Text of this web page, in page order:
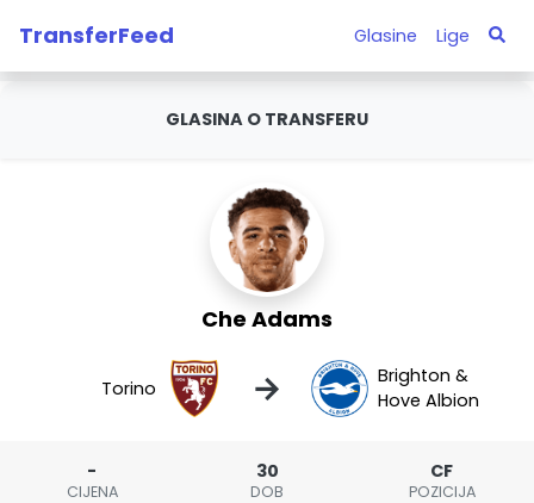
TransferFeed Glasine Lige
GLASINA O TRANSFERU
Che Adams
Torino →
Brighton &
Hove Albion
-
CIJENA
30
DOB
CF
POZICIJA